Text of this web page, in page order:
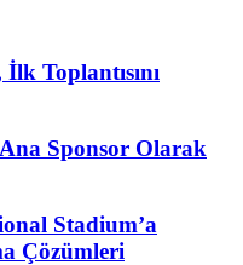
Toplantısını
Sponsor Olarak
Stadium’a
Çözümleri